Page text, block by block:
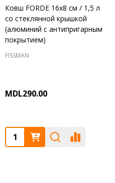
Ковш FORDE 16x8 см / 1,5 л
со стеклянной крышкой
(алюминий с антипригарным
покрытием)
FISSMAN
MDL290.00
Quantity: